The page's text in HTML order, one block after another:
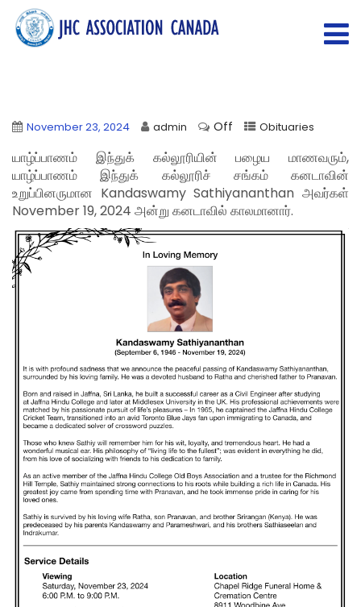
November 23, 2024 admin Off Obituaries
யாழ்ப்பாணம் இந்துக் கல்லூரியின் பழைய மாணவரும்,
யாழ்ப்பாணம் இந்துக் கல்லூரிச் சங்கம் கனடாவின்
உறுப்பினருமான Kandaswamy Sathiyananthan அவர்கள்
November 19, 2024 அன்று கனடாவில் காலமானார்.